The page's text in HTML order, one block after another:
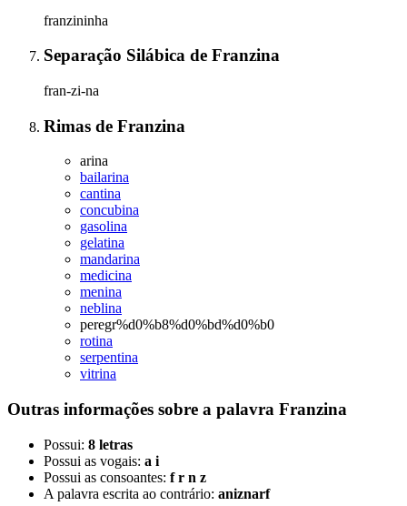
franzininha
Separação Silábica de Franzina
fran-zi-na
Rimas de Franzina
arina
bailarina
cantina
concubina
gasolina
gelatina
mandarina
medicina
menina
neblina
peregr%d0%b8%d0%bd%d0%b0
rotina
serpentina
vitrina
Outras informações sobre a palavra Franzina
Possui: 8 letras
Possui as vogais: a i
Possui as consoantes: f r n z
A palavra escrita ao contrário: aniznarf